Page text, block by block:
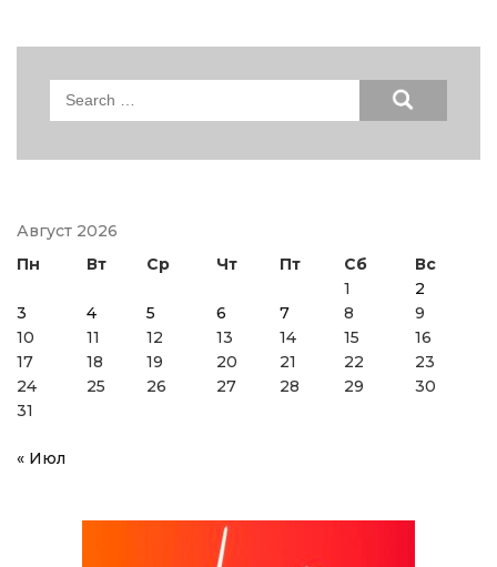
Search
Август 2026
Пн
Вт Ср Чт Пт Сб
Вс
1
2
3
4 5 6 7 8
9
10
11 12 13 14 15
16
17
18 19 20 21 22
23
24
25 26 27 28 29
30
31
« Июл